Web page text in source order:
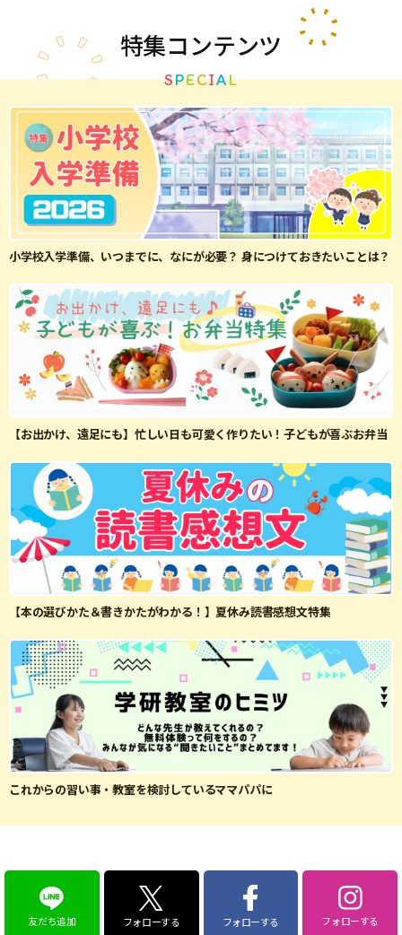
特集コンテンツ
SPECIAL
小学校入学準備、いつまでに、なにが必要？ 身につけておきたいことは？
【お出かけ、遠足にも】忙しい日も可愛く作りたい！子どもが喜ぶお弁当
【本の選びかた＆書きかたがわかる！】夏休み読書感想文特集
これからの習い事・教室を検討しているママパパに
友だち追加 フォローする フォローする フォローする